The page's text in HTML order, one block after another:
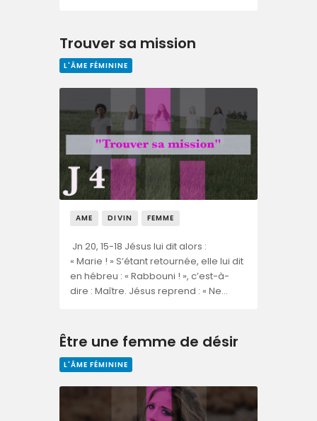
Trouver sa mission
L'ÂME FÉMININE
AME DIVIN FEMME
Jn 20, 15-18 Jésus lui dit alors :
« Marie ! » S’étant retournée, elle lui dit
en hébreu : « Rabbouni ! », c’est-à-
dire : Maître. Jésus reprend : « Ne…
Être une femme de désir
L'ÂME FÉMININE